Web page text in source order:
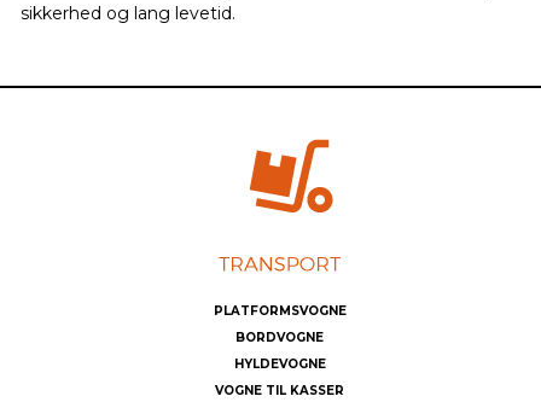
sikkerhed og lang levetid.
PLATFORMSVOGNE
BORDVOGNE
HYLDEVOGNE
VOGNE TIL KASSER